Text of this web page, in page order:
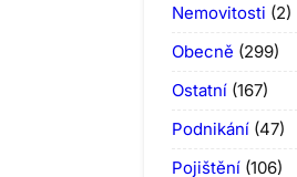
Nemovitosti (2)
Obecně (299)
Ostatní (167)
Podnikání (47)
Pojištění (106)